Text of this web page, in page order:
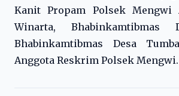
Kanit Propam Polsek Mengwi
Winarta, Bhabinkamtibmas
Bhabinkamtibmas Desa
Anggota Reskrim Polsek